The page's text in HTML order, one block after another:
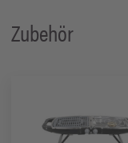
Zubehör